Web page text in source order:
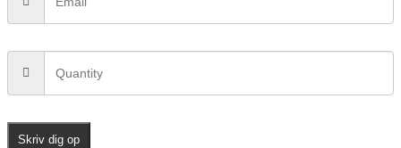
Skriv dig op